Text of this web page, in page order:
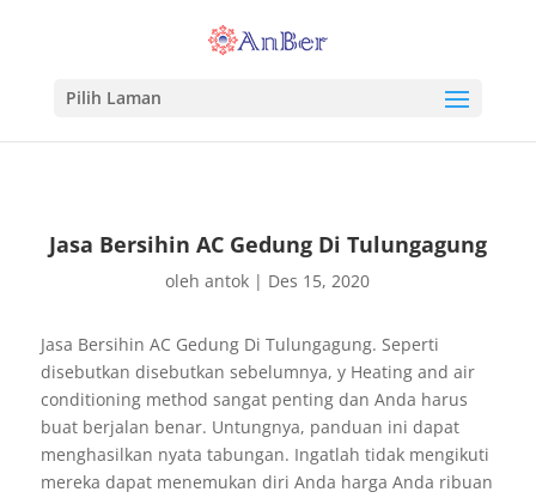
Pilih Laman
Jasa Bersihin AC Gedung Di Tulungagung
olehantok | Des 15, 2020
Jasa Bersihin AC Gedung Di Tulungagung. Seperti
disebutkan disebutkan sebelumnya, y Heating and air
conditioning method sangat penting dan Anda harus
buat berjalan benar. Untungnya, panduan ini dapat
menghasilkan nyata tabungan. Ingatlah tidak mengikuti
mereka dapat menemukan diri Anda harga Anda ribuan